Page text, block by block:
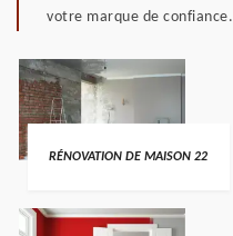
votre marque de confiance.
RÉNOVATION DE MAISON 22